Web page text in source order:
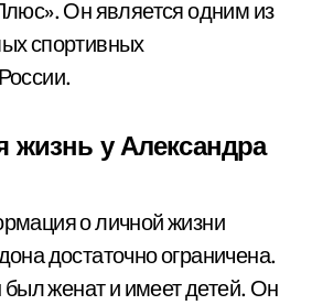
Он является одним из
спортивных
жизнь у Александра
о личной жизни
достаточно ограничена.
был женат и имеет детей. Он